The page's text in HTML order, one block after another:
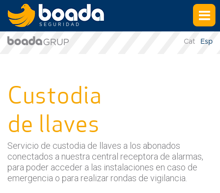
SEGURIDAD
Cat Esp
Custodia
de llaves
Servicio de custodia de llaves a los abonados
conectados a nuestra central receptora de alarmas,
para poder acceder a las instalaciones en caso de
emergencia o para realizar rondas de vigilancia.